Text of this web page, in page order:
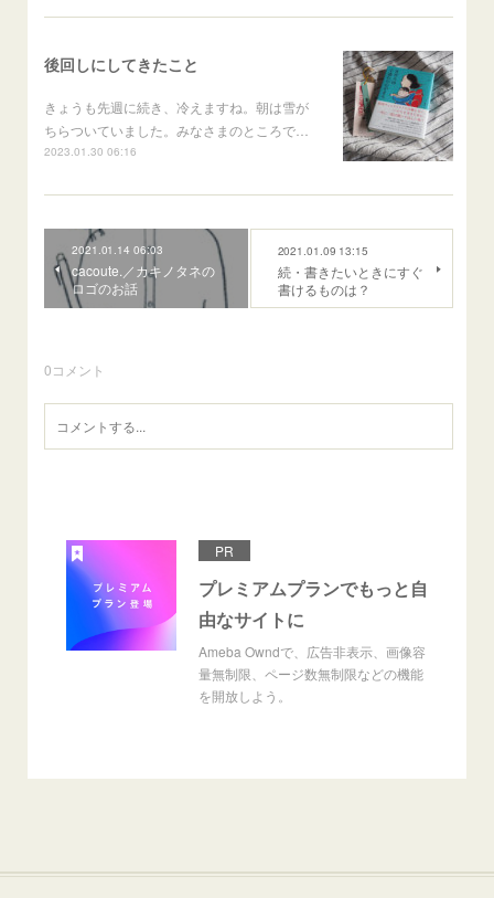
後回しにしてきたこと
きょうも先週に続き、冷えますね。朝は雪が
ちらついていました。みなさまのところで…
2023.01.30 06:16
2021.01.14 06:03
cacoute.／カキノタネの
ロゴのお話
2021.01.09 13:15
続・書きたいときにすぐ
書けるものは？
0コメント
PR
プレミアムプランでもっと自
由なサイトに
Ameba Owndで、広告非表示、画像容
量無制限、ページ数無制限などの機能
を開放しよう。